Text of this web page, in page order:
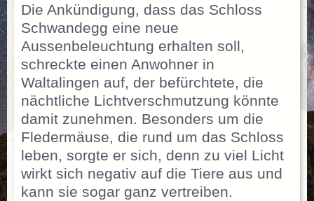
Die Ankündigung, dass das Schloss
Schwandegg eine neue
Aussenbeleuchtung erhalten soll,
schreckte einen Anwohner in
Waltalingen auf, der befürchtete, die
nächtliche Lichtverschmutzung könnte
damit zunehmen. Besonders um die
Fledermäuse, die rund um das Schloss
leben, sorgte er sich, denn zu viel Licht
wirkt sich negativ auf die Tiere aus und
kann sie sogar ganz vertreiben.